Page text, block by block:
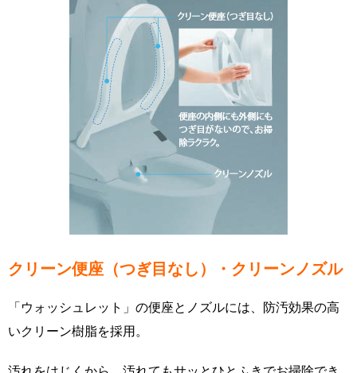
クリーン便座（つぎ目なし）・クリーンノズル
「ウォッシュレット」の便座とノズルには、防汚効果の高
いクリーン樹脂を採用。